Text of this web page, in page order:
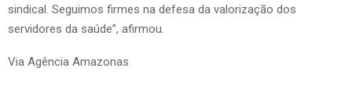
sindical. Seguimos firmes na defesa da valorização dos
servidores da saúde”, afirmou.
Via Agência Amazonas